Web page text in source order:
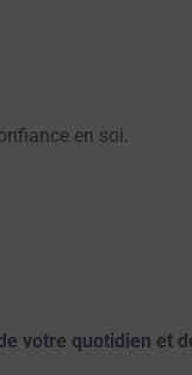
en soi.
votre quotidien et